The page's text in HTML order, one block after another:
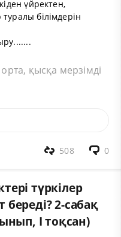
үйректен,
білімдерін
қысқа мерзімді
0
508
түркілер
2-сабақ
І тоқсан)